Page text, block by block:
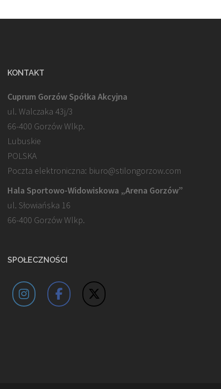
KONTAKT
Cuprum Gorzów Spółka Akcyjna
ul. Walczaka 43j/3
66-400 Gorzów Wlkp.
Lubuskie
POLSKA
Poczta elektroniczna: biuro@stilongorzow.com
Hala Sportowo-Widowiskowa „Arena Gorzów”
ul. Słowiańska 16
66-400 Gorzów Wlkp.
SPOŁECZNOŚCI